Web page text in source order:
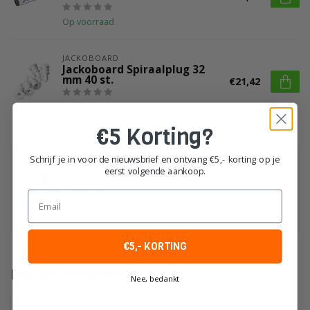
Op voorraad
JACKOBOARD
Jackoboard Spiraalplug 32
mm 40 st.
Op voorraad
€21,42
Heeft u vragen over dit product?
Of heeft u hulp nodig bij het plaatsen van uw
order?
Recent bekeken
€5 Korting?
Schrijf je in voor de nieuwsbrief en ontvang €5,- korting op je
eerst volgende aankoop.
Email
€5,- KORTING
Nee, bedankt